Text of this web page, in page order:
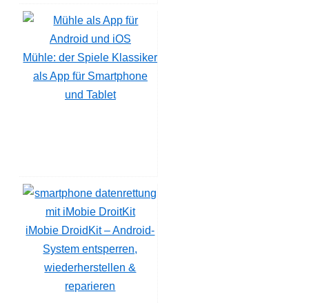
Mühle: der Spiele Klassiker
als App für Smartphone
und Tablet
iMobie DroidKit – Android-
System entsperren,
wiederherstellen &
reparieren